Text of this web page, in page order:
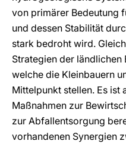
von primärer Bedeutung
und dessen Stabilität
stark bedroht wird.
Strategien der ländlichen
welche die Kleinbauern
Mittelpunkt stellen. Es ist
Maßnahmen zur
zur Abfallentsorgung
vorhandenen Synergien